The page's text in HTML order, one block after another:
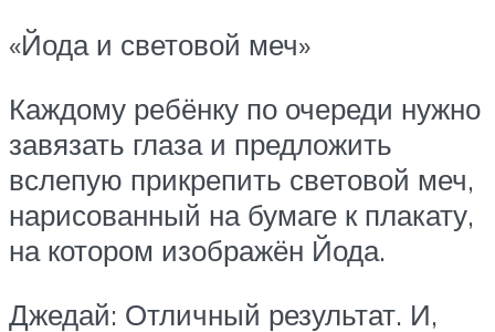
«Йода и световой меч»
Каждому ребёнку по очереди нужно
завязать глаза и предложить
вслепую прикрепить световой меч,
нарисованный на бумаге к плакату,
на котором изображён Йода.
Джедай: Отличный результат. И,